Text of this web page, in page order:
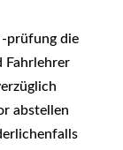
prüfung die
Fahrlehrer
abstellen